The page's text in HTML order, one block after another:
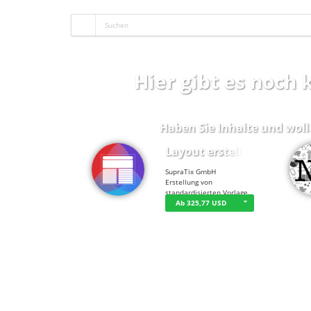
Hier gibt es
Haben Sie Inhalte und
Layout erstellen
SupraTix GmbH
Erstellung von
standardisierten Vorlage…
Ab 325,77 USD